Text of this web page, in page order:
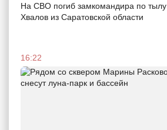
На СВО погиб замкомандира по тылу
Хвалов из Саратовской области
16:22